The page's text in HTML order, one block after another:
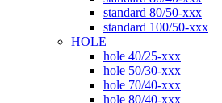
standard 80/50-xxx
standard 100/50-xxx
HOLE
hole 40/25-xxx
hole 50/30-xxx
hole 70/40-xxx
hole 80/40-xxx